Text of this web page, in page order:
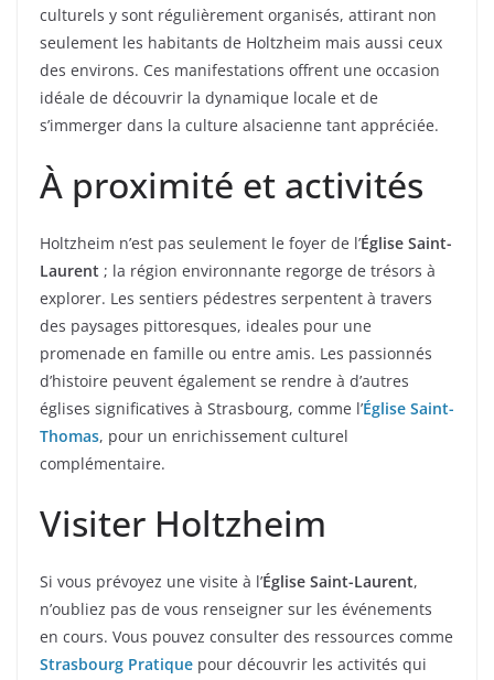
culturels y sont régulièrement organisés, attirant non
seulement les habitants de Holtzheim mais aussi ceux
des environs. Ces manifestations offrent une occasion
idéale de découvrir la dynamique locale et de
s’immerger dans la culture alsacienne tant appréciée.
À proximité et activités
Holtzheim n’est pas seulement le foyer de l’Église Saint-
Laurent ; la région environnante regorge de trésors à
explorer. Les sentiers pédestres serpentent à travers
des paysages pittoresques, ideales pour une
promenade en famille ou entre amis. Les passionnés
d’histoire peuvent également se rendre à d’autres
églises significatives à Strasbourg, comme l’Église Saint-
Thomas, pour un enrichissement culturel
complémentaire.
Visiter Holtzheim
Si vous prévoyez une visite à l’Église Saint-Laurent,
n’oubliez pas de vous renseigner sur les événements
en cours. Vous pouvez consulter des ressources comme
Strasbourg Pratique pour découvrir les activités qui